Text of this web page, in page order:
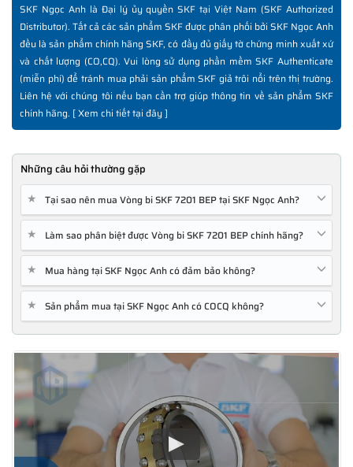
SKF Ngọc Anh là Đại lý ủy quyền SKF tại Việt Nam (SKF Authorized
Distributor). Tất cả các sản phẩm SKF được phân phối bởi SKF Ngọc Anh
đều là sản phẩm chính hãng SKF, có đầy đủ giấy tờ chứng minh xuất xứ
và chất lượng (CO,CQ). Vui lòng sử dụng phần mềm SKF Authenticate
(miễn phí) để tránh mua phải sản phẩm SKF giả trôi nổi trên thị trường.
Liên hệ với chúng tôi nếu bạn cần trợ giúp thông tin về sản phẩm SKF
chính hãng. [Xem chi tiết tại đây]
Những câu hỏi thường gặp
★ Tại sao nên mua Vòng bi SKF 7201 BEP tại SKF Ngọc Anh?
★ Làm sao phân biệt được Vòng bi SKF 7201 BEP chính hãng?
★ Mua hàng tại SKF Ngọc Anh có đảm bảo không?
★ Sản phẩm mua tại SKF Ngọc Anh có COCQ không?